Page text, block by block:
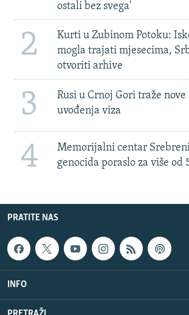
ostali bez svega'
2
Kurti u Zubinom Potoku:
mogla trajati mjesecima,
otvoriti arhive
3
Rusi u Crnoj Gori traže
uvođenja viza
4
Memorijalni centar
genocida poraslo za više od
PRATITE NAS
INFO